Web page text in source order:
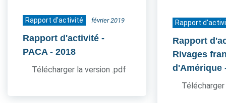
Rapport d'activité février 2019
Rapport d'activité -
PACA - 2018
Télécharger la version .pdf
Rapport
Rapport
Rivages
d'Amérique